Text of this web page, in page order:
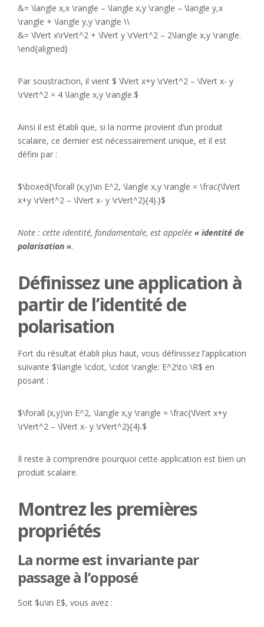
&= \langle x,x \rangle – \langle x,y \rangle – \langle y,x
\rangle + \langle y,y \rangle \\
&= \lVert x\rVert^2 + \lVert y \rVert^2 – 2\langle x,y \rangle.
\end{aligned}
Par soustraction, il vient $ \lVert x+y \rVert^2 – \lVert x- y
\rVert^2 = 4 \langle x,y \rangle.$
Ainsi il est établi que, si la norme provient d’un produit
scalaire, ce dernier est nécessairement unique, et il est
défini par :
$\boxed{\forall (x,y)\in E^2, \langle x,y \rangle = \frac{\lVert
x+y \rVert^2 – \lVert x- y \rVert^2}{4}.}$
Note : cette identité, fondamentale, est appelée « identité de
polarisation ».
Définissez une application à
partir de l’identité de
polarisation
Fort du résultat établi plus haut, vous définissez l’application
suivante $\langle \cdot, \cdot \rangle: E^2\to \R$ en
posant :
$\forall (x,y)\in E^2, \langle x,y \rangle = \frac{\lVert x+y
\rVert^2 – \lVert x- y \rVert^2}{4}.$
Il reste à comprendre pourquoi cette application est bien un
produit scalaire.
Montrez les premières
propriétés
La norme est invariante par
passage à l’opposé
Soit $u\in E$, vous avez :